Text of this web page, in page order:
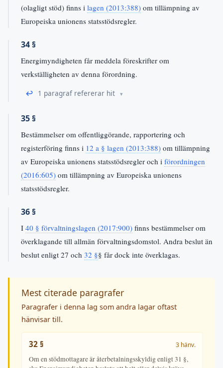
(olagligt stöd) finns i lagen (2013:388) om tillämpning av
Europeiska unionens statsstödsregler.
34 §
Energimyndigheten får meddela föreskrifter om
verkställigheten av denna förordning.
↩ 1 paragraf refererar hit
35 §
Bestämmelser om offentliggörande, rapportering och
registerföring finns i 12 a § lagen (2013:388) om tillämpning
av Europeiska unionens statsstödsregler och i förordningen
(2016:605) om tillämpning av Europeiska unionens
statsstödsregler.
36 §
I 40 § förvaltningslagen (2017:900) finns bestämmelser om
överklagande till allmän förvaltningsdomstol. Andra beslut än
beslut enligt 27 och 32 §§ får dock inte överklagas.
Mest citerade paragrafer
Paragrafer i denna lag som andra lagar oftast
hänvisar till.
32 § 3 hänv.
Om en stödmottagare är återbetalningsskyldig enligt 31 §,